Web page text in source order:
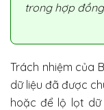
trong hợp
Trách nhiệm của
dữ liệu đã được
hoặc để lộ lọt dữ